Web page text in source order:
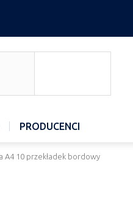
PRODUCENCI
A4 10 przekładek bordowy